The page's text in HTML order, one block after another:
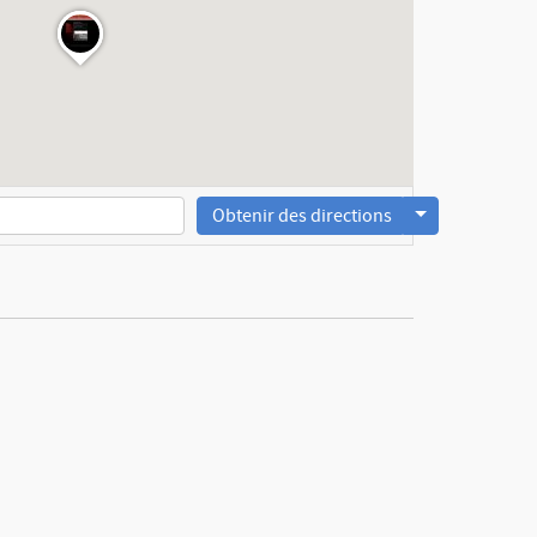
Obtenir des directions